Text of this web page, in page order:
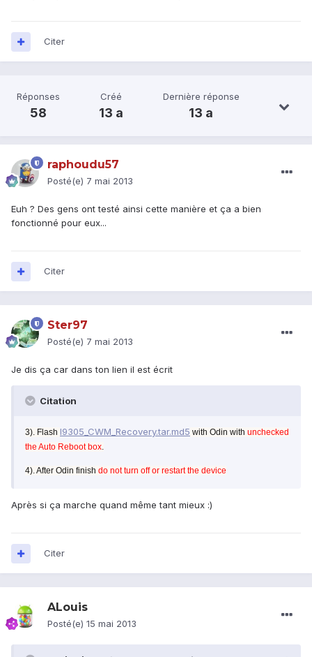
Citer
Réponses
58
Créé
13 a
Dernière réponse
13 a
raphoudu57
Posté(e) 7 mai 2013
Euh ? Des gens ont testé ainsi cette manière et ça a bien
fonctionné pour eux...
Citer
Ster97
Posté(e) 7 mai 2013
Je dis ça car dans ton lien il est écrit
Citation
3). Flash I9305_CWM_Recovery.tar.md5 with Odin with unchecked
the Auto Reboot box.
4). After Odin finish do not turn off or restart the device
Après si ça marche quand même tant mieux :)
Citer
ALouis
Posté(e) 15 mai 2013